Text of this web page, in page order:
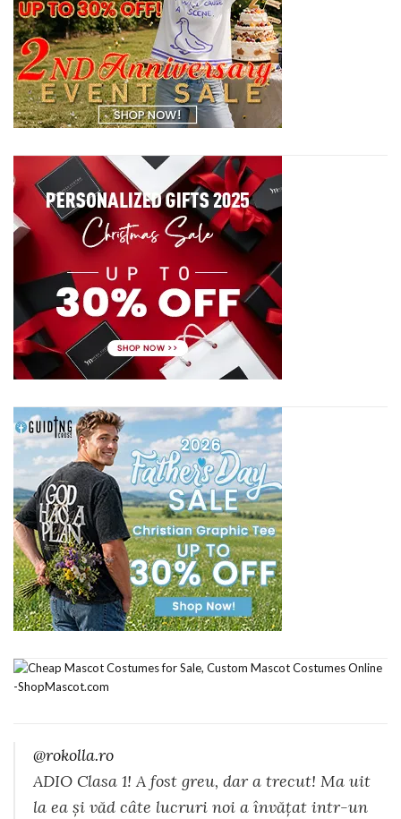
@rokolla.ro
ADIO Clasa 1! A fost greu, dar a trecut! Ma uit
la ea și văd câte lucruri noi a învățat intr-un